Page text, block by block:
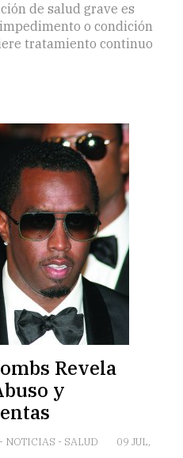
de salud grave es
o condición
tratamiento continuo
Revela
y
- NOTICIAS - SALUD
09 JUL,